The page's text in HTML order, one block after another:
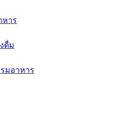
หาร
ดื่ม
มอาหาร